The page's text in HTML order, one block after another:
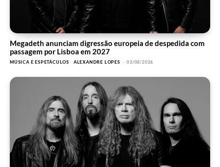
Megadeth anunciam digressão europeia de despedida com
passagem por Lisboa em 2027
MÚSICA E ESPETÁCULOS ALEXANDRE LOPES - 03/08/2026